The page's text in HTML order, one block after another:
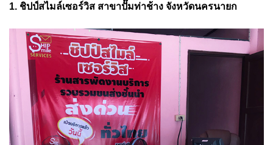
1. ชิปป์สไมล์เซอร์วิส สาขาปั๊มท่าช้าง จังหวัดนครนายก